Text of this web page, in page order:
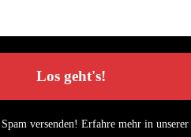
versenden! Erfahre mehr in unserer